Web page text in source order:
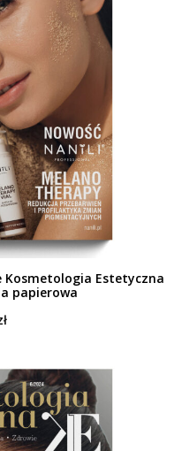
Kosmetologia Estetyczna
papierowa